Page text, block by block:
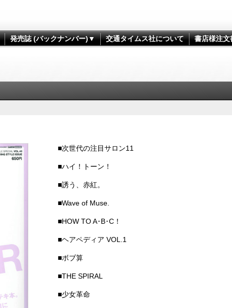
発売誌 (バックナンバー)▼ 交通タイムス社について 書店様注文
■次世代の注目サロン11
■ハイ！トーン！
■誘う、赤紅。
■Wave of Muse.
■HOW TO A･B･C！
■ヘアペディア VOL.1
■ボブ算
■THE SPIRAL
■少女革命